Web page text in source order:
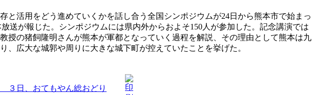
と活用をどう進めていくかを話し合う全国シンポジウムが24日から熊本市で始まっ
送が報じた。シンポジウムには県内外からおよそ150人が参加した。記念講演では
授の猪飼隆明さんが熊本が軍都となっていく過程を解説、その理由として熊本は九
、広大な城郭や周りに大きな城下町が控えていたことを挙げた。
３日、おてもやん総おどり